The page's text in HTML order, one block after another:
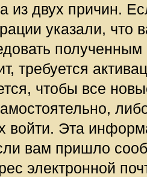
из двух причин.
указали, что
требуется
чтобы все
войти. Эта
вам пришло
электронной